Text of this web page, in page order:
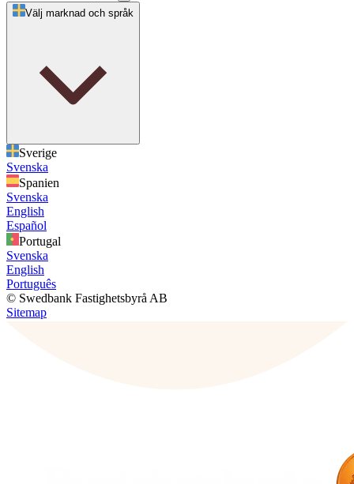
Välj marknad och språk
Sverige
Svenska
Spanien
Svenska
English
Español
Portugal
Svenska
English
Português
© Swedbank Fastighetsbyrå AB
Sitemap